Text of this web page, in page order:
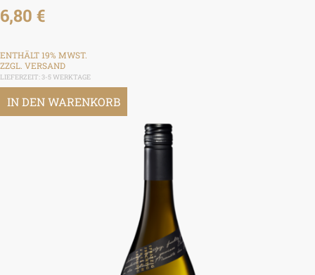
6,80 €
ENTHÄLT 19% MWST.
ZZGL. VERSAND
LIEFERZEIT: 3-5 WERKTAGE
IN DEN WARENKORB